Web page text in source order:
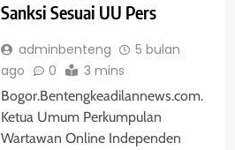
Sanksi Sesuai UU Pers
adminbenteng
5 bulan
ago
0 3 mins
Bogor.Bentengkeadilannews.com.
Ketua Umum Perkumpulan
Wartawan Online Independen